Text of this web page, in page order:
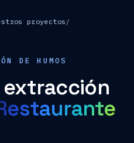
proyectos/
DE HUMOS
extracción